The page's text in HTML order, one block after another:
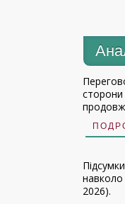
сторони
навколо
2026).